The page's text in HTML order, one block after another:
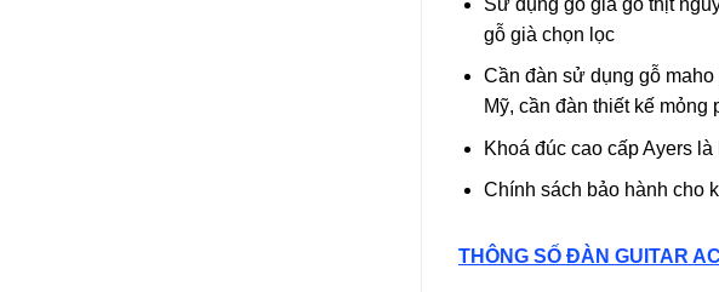
gỗ già chọn lọc
Cần đàn sử dụng gỗ
Mỹ, cần đàn thiết kế
Khoá đúc cao cấp Ayers
Chính sách bảo hành cho
THÔNG SỐ ĐÀN GUITAR